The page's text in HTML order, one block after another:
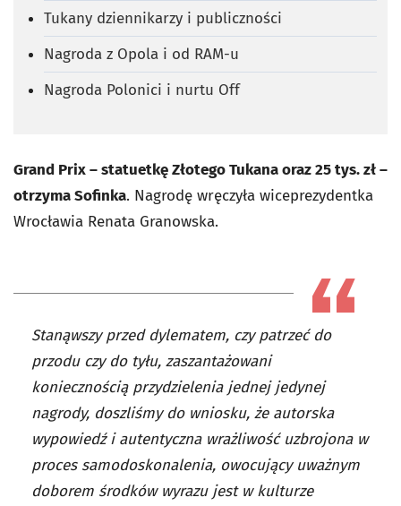
Tukany dziennikarzy i publiczności
Nagroda z Opola i od RAM-u
Nagroda Polonici i nurtu Off
Grand Prix – statuetkę Złotego Tukana oraz 25 tys. zł –
otrzyma Sofinka. Nagrodę wręczyła wiceprezydentka
Wrocławia Renata Granowska.
Stanąwszy przed dylematem, czy patrzeć do
przodu czy do tyłu, zaszantażowani
koniecznością przydzielenia jednej jedynej
nagrody, doszliśmy do wniosku, że autorska
wypowiedź i autentyczna wrażliwość uzbrojona w
proces samodoskonalenia, owocujący uważnym
doborem środków wyrazu jest w kulturze